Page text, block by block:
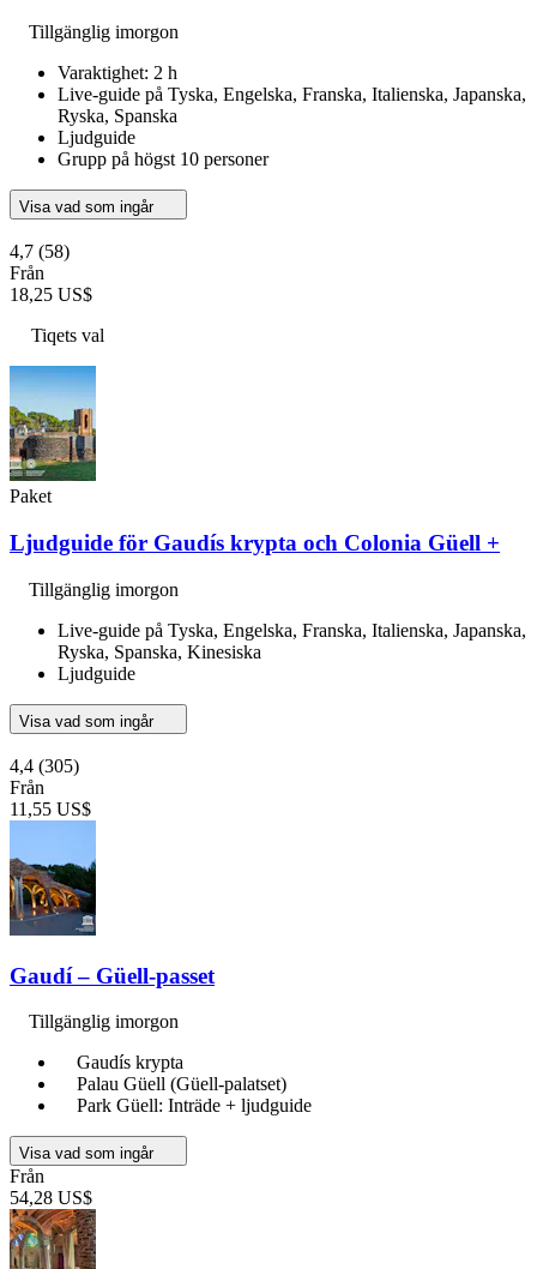
Tillgänglig imorgon
Varaktighet: 2 h
Live-guide på Tyska, Engelska, Franska, Italienska, Japanska,
Ryska, Spanska
Ljudguide
Grupp på högst 10 personer
Visa vad som ingår
4,7 (58)
Från
18,25 US$
Tiqets val
Paket
Ljudguide för Gaudís krypta och Colonia Güell +
Tillgänglig imorgon
Live-guide på Tyska, Engelska, Franska, Italienska, Japanska,
Ryska, Spanska, Kinesiska
Ljudguide
Visa vad som ingår
4,4 (305)
Från
11,55 US$
Gaudí – Güell-passet
Tillgänglig imorgon
Gaudís krypta
Palau Güell (Güell-palatset)
Park Güell: Inträde + ljudguide
Visa vad som ingår
Från
54,28 US$